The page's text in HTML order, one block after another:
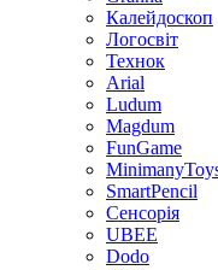
Калейдоскоп
Логосвіт
Технок
Arial
Ludum
Magdum
FunGame
SmartPencil
Сенсорія
UBEE
Dodo